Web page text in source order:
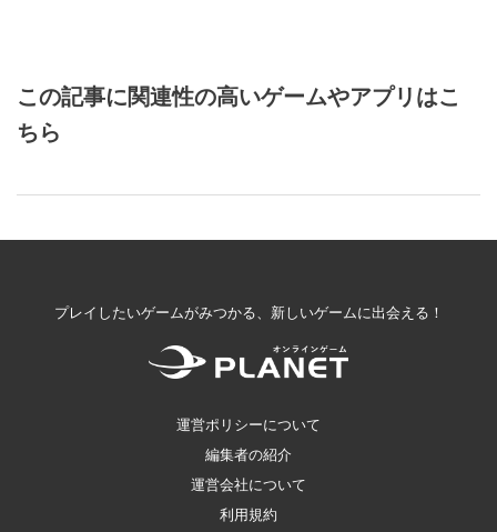
この記事に関連性の高いゲームやアプリはこ
ちら
プレイしたいゲームがみつかる、新しいゲームに出会える！
運営ポリシーについて
編集者の紹介
運営会社について
利用規約